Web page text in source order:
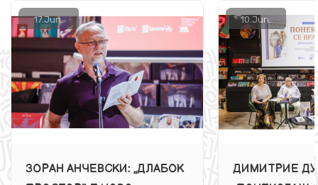
17.Jun.
ЗОРАН АНЧЕВСКИ: „ДЛАБОК
10. Jun.
ДИМИТРИЕ